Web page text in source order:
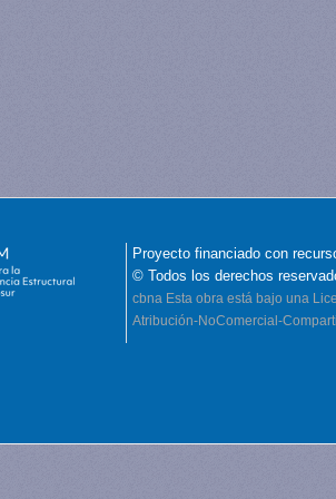
Proyecto financiado con
© Todos los derechos
cbna Esta obra está bajo una
Atribución-NoComercial-